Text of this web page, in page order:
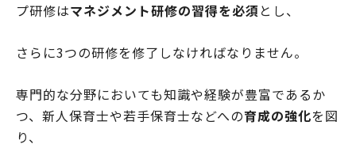
プ研修はマネジメント研修の習得を必須 とし、
さらに3つの研修を修了しなければなりません。
専門的な分野においても知識や経験が豊富であるか
つ、新人保育士や若手保育士などへの育成の強化を図
り、